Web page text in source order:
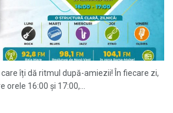
îți dă ritmul după-amiezii! În fiecare zi,
orele 16:00 și 17:00,...